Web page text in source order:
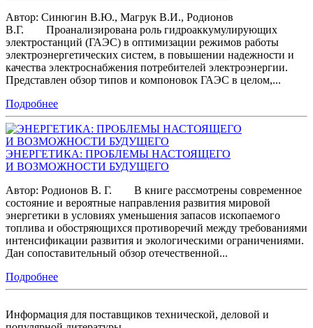
Автор: Синюгин В.Ю., Магрук В.И., Родионов
В.Г. Проанализирована роль гидроаккумулирующих
электростанций (ГАЭС) в оптимизации режимов работы
электроэнергетических систем, в повышении надежности и
качества электроснабжения потребителей электроэнергии.
Представлен обзор типов и компоновок ГАЭС в целом,...
Подробнее
ЭНЕРГЕТИКА: ПРОБЛЕМЫ НАСТОЯЩЕГО
И ВОЗМОЖНОСТИ БУДУЩЕГО
Автор: Родионов В. Г. В книге рассмотрены современное
состояние и вероятные направления развития мировой
энергетики в условиях уменьшения запасов ископаемого
топлива и обостряющихся противоречий между требованиями
интенсификации развития и экологическими ограничениями.
Дан сопоставительный обзор отечественной...
Подробнее
Информация для поставщиков технической, деловой и